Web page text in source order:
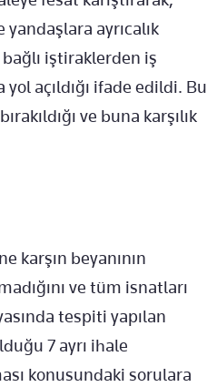
ayrıcalık
bağlı iştiraklerden iş
açıldığı ifade edildi. Bu
ve buna karşılık
karşın beyanının
ve tüm isnatları
tespiti yapılan
7 ayrı ihale
konusundaki sorulara